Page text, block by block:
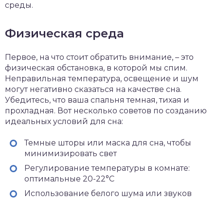
среды.
Физическая среда
Первое, на что стоит обратить внимание, – это
физическая обстановка, в которой мы спим.
Неправильная температура, освещение и шум
могут негативно сказаться на качестве сна.
Убедитесь, что ваша спальня темная, тихая и
прохладная. Вот несколько советов по созданию
идеальных условий для сна:
Темные шторы или маска для сна, чтобы
минимизировать свет
Регулирование температуры в комнате:
оптимальные 20-22°C
Использование белого шума или звуков